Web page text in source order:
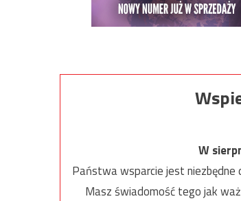
W
Państwa wsparcie jest niezbędne
Masz świadomość tego jak